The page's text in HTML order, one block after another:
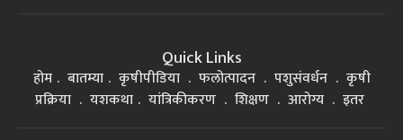
Quick Links
होम बातम्या कृषीपीडिया फलोत्पादन पशुसंवर्धन
कृषी
प्रक्रिया
यशकथा यांत्रिकीकरण शिक्षण आरोग्य इतर